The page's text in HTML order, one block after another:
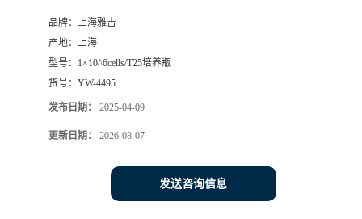
品牌： 上海雅吉
产地： 上海
型号： 1×10^6cells/T25培养瓶
货号： YW-4495
发布日期： 2025-04-09
更新日期： 2026-08-07
发送咨询信息